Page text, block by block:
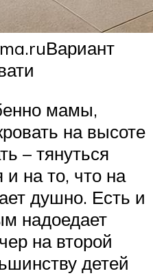
мамы,
на высоте
– тянуться
на то, что на
душно. Есть и
надоедает
на второй
детей